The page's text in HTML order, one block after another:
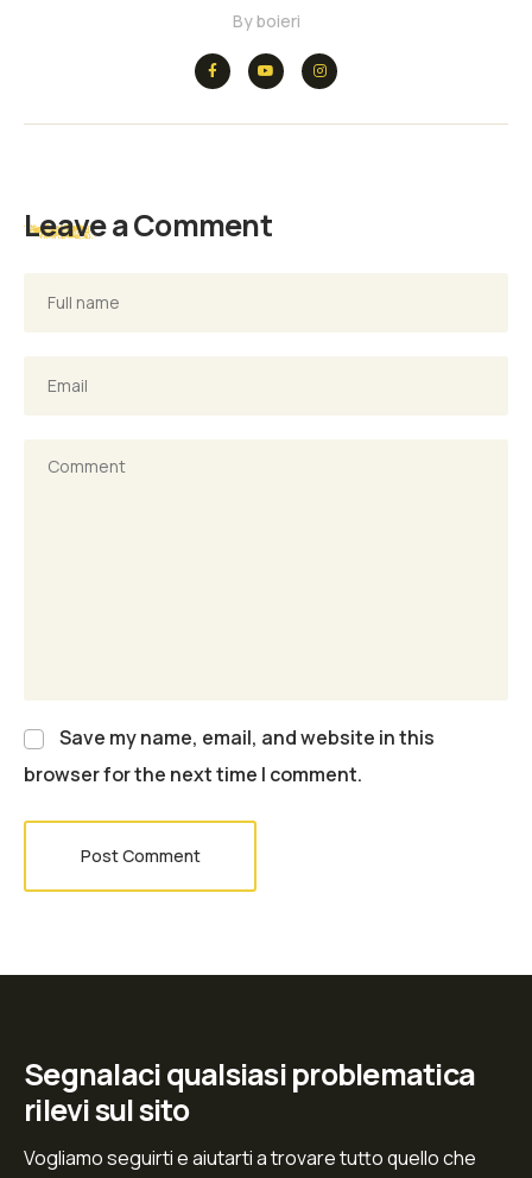
Byboieri
Leave a Comment
Save my name, email, and website in this
browser for the next time I comment.
Post Comment
Segnalaci qualsiasi problematica
rilevi sul sito
Vogliamo seguirti e aiutarti a trovare tutto quello che